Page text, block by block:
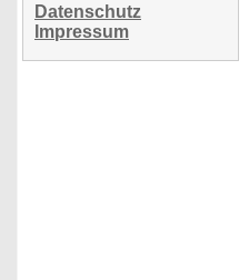
Datenschutz
Impressum